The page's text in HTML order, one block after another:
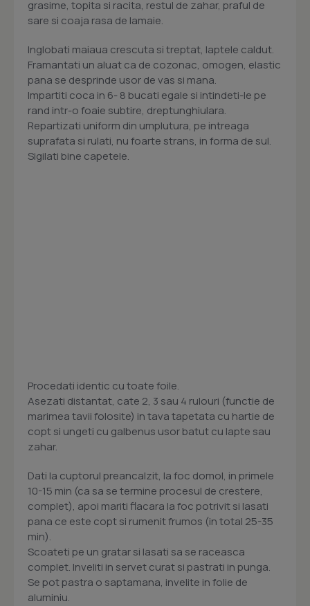
grasime, topita si racita, restul de zahar, praful de
sare si coaja rasa de lamaie.
Inglobati maiaua crescuta si treptat, laptele caldut.
Framantati un aluat ca de cozonac, omogen, elastic
pana se desprinde usor de vas si mana.
Impartiti coca in 6- 8 bucati egale si intindeti-le pe
rand intr-o foaie subtire, dreptunghiulara.
Repartizati uniform din umplutura, pe intreaga
suprafata si rulati, nu foarte strans, in forma de sul.
Sigilati bine capetele.
Procedati identic cu toate foile.
Asezati distantat, cate 2, 3 sau 4 rulouri (functie de
marimea tavii folosite) in tava tapetata cu hartie de
copt si ungeti cu galbenus usor batut cu lapte sau
zahar.
Dati la cuptorul preancalzit, la foc domol, in primele
10-15 min (ca sa se termine procesul de crestere,
complet), apoi mariti flacara la foc potrivit si lasati
pana ce este copt si rumenit frumos (in total 25-35
min).
Scoateti pe un gratar si lasati sa se raceasca
complet. Inveliti in servet curat si pastrati in punga.
Se pot pastra o saptamana, invelite in folie de
aluminiu.